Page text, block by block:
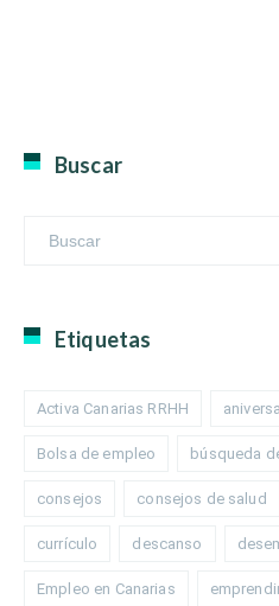
Buscar
Etiquetas
Activa Canarias RRHH
Bolsa de empleo búsqueda
consejos consejos de salud
currículo descanso
Empleo en Canarias